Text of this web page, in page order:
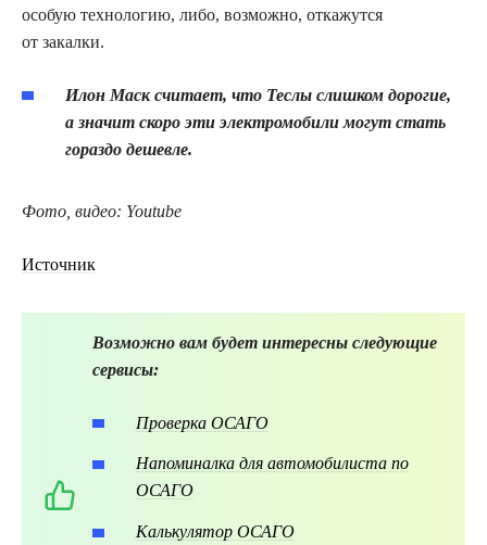
особую технологию, либо, возможно, откажутся
от закалки.
Илон Маск считает, что Теслы слишком дорогие,
а значит скоро эти электромобили могут стать
гораздо дешевле.
Фото, видео: Youtube
Источник
Возможно вам будет интересны следующие
сервисы:
Проверка ОСАГО
Напоминалка для автомобилиста по
ОСАГО
Калькулятор ОСАГО